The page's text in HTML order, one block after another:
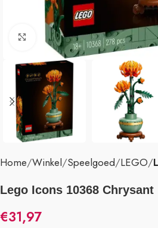
Klik om te vergroten
Home Winkel Speelgoed LEGO
Lego Icons 10368 Chrysant
€31,97